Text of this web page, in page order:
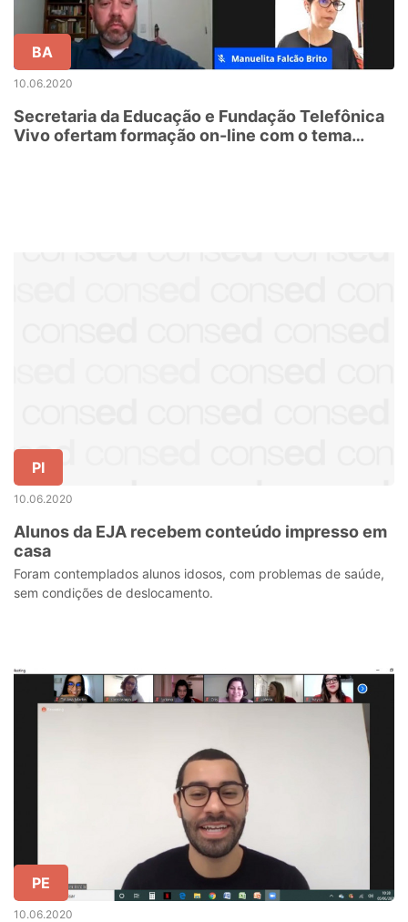
BA
10.06.2020
Secretaria da Educação e Fundação Telefônica
Vivo ofertam formação on-line com o tema
PI
10.06.2020
Alunos da EJA recebem conteúdo impresso em
casa
Foram contemplados alunos idosos, com problemas de saúde,
sem condições de deslocamento.
PE
10.06.2020